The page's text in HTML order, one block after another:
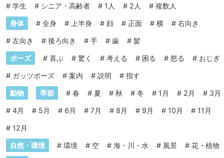
# 学生 # シニア・高齢者 # 1人 # 2人 # 複数人
身体 # 全身 # 上半身 # 顔 # 正面 # 横 # 右向き
# 左向き # 後ろ向き # 手 # 歯 # 髪
ポーズ # 喜ぶ # 驚く # 考える # 困る # 怒る # おじぎ
# ガッツポーズ # 案内 # 説明 # 指す
動物 季節 # 春 # 夏 # 秋 # 冬 # 1月 # 2月 # 3月
# 4月 # 5月 # 6月 # 7月 # 8月 # 9月 # 10月 # 11月
# 12月
自然・環境 # 環境 # 空 # 海・川・水 # 風景 # 花・植物